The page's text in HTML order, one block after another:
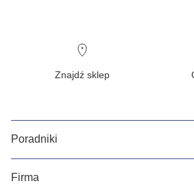
trwałą, estetyczną i bezpieczną
Znajdź sklep
Poradniki
Firma